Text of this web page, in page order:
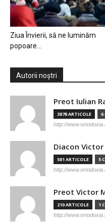
Ziua Învierii, să ne luminăm
popoare…
Autorii noștri
Preot Iulian
3878 ARTICOLE 6
http://
Diacon Victor
581 ARTICOLE 5
http://
Preot Victor
210 ARTICOLE 1
http://